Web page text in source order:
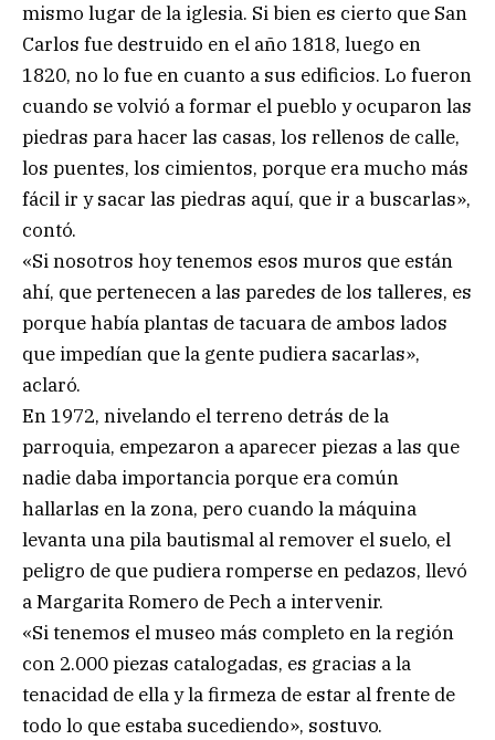
mismo lugar de la iglesia. Si bien es cierto que San
Carlos fue destruido en el año 1818, luego en
1820, no lo fue en cuanto a sus edificios. Lo fueron
cuando se volvió a formar el pueblo y ocuparon las
piedras para hacer las casas, los rellenos de calle,
los puentes, los cimientos, porque era mucho más
fácil ir y sacar las piedras aquí, que ir a buscarlas»,
contó.
«Si nosotros hoy tenemos esos muros que están
ahí, que pertenecen a las paredes de los talleres, es
porque había plantas de tacuara de ambos lados
que impedían que la gente pudiera sacarlas»,
aclaró.
En 1972, nivelando el terreno detrás de la
parroquia, empezaron a aparecer piezas a las que
nadie daba importancia porque era común
hallarlas en la zona, pero cuando la máquina
levanta una pila bautismal al remover el suelo, el
peligro de que pudiera romperse en pedazos, llevó
a Margarita Romero de Pech a intervenir.
«Si tenemos el museo más completo en la región
con 2.000 piezas catalogadas, es gracias a la
tenacidad de ella y la firmeza de estar al frente de
todo lo que estaba sucediendo», sostuvo.